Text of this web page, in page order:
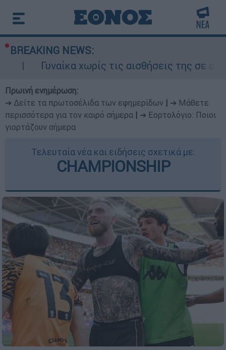
BREAKING NEWS:
χωρίς τις αισθήσεις της σε ακάλυπτο
Πρωινή ενημέρωση:
➔ Δείτε τα πρωτοσέλιδα των εφημερίδων
➔ Μάθετε
περισσότερα για τον καιρό σήμερα
➔ Εορτολόγιο: Ποιοι
γιορτάζουν σήμερα
Τελευταία νέα και ειδήσεις σχετικά με:
CHAMPIONSHIP